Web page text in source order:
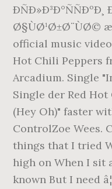
ÐÑÐ»Ð³Ð°ÑÑÐºÐ¸
Ø§ÙØ¹Ø±Ø¨ÙØ©
official music
Hot Chili Peppers
Arcadium. Single
Single der Red
(Hey Oh)" faster
ControlZoe Wees.
things that I tried
high on When I sit
known But I need